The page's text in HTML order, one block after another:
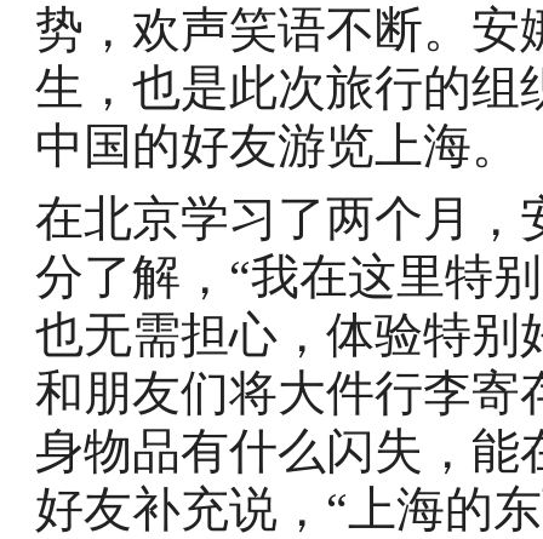
势，欢声笑语不断。安
生，也是此次旅行的组
中国的好友游览上海。
在北京学习了两个月，
分了解，“我在这里特
也无需担心，体验特别
和朋友们将大件行李寄
身物品有什么闪失，能
好友补充说，“上海的